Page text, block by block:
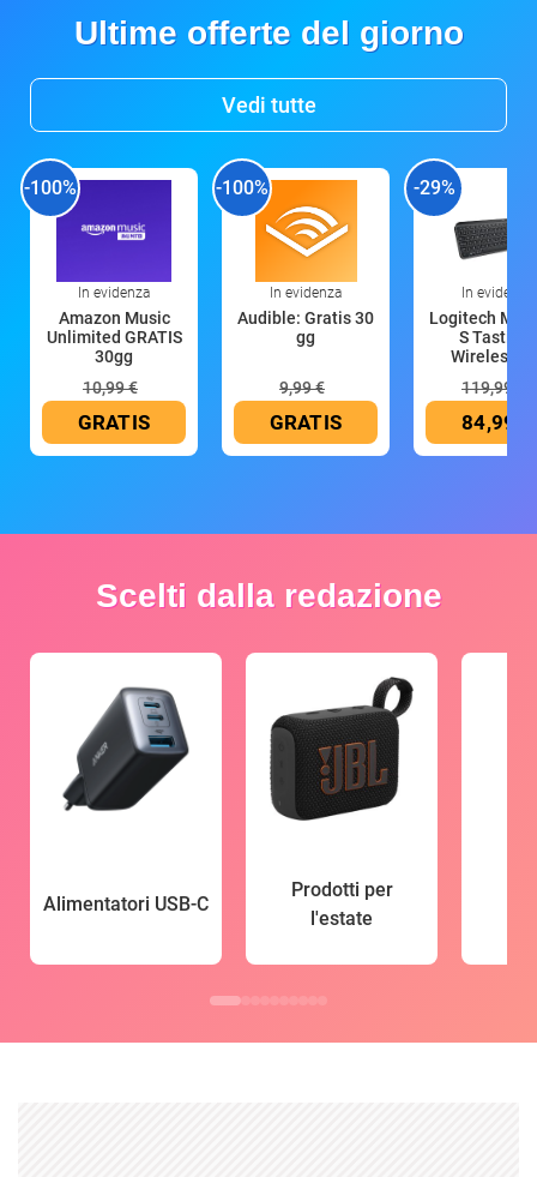
Ultime offerte del giorno
Vedi tutte
-100%
In evidenza
Amazon Music
Unlimited GRATIS
30gg
10,99 €
GRATIS
-100%
In evidenza
Audible: Gratis 30
gg
9,99 €
GRATIS
-29%
In evidenza
Logitech MX
S Tastiera
Wireless
119,99 €
84,99 €
Scelti dalla redazione
Alimentatori USB-C
Prodotti per
l'estate